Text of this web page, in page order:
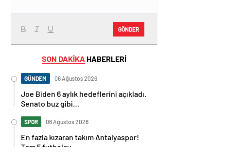
GÖNDER
SON DAKİKA HABERLERİ
GÜNDEM 06 Ağustos 2026
Joe Biden 6 aylık hedeflerini açıkladı.
Senato buz gibi…
SPOR 06 Ağustos 2026
En fazla kızaran takım Antalyaspor!
Tam 5 futbolcu….